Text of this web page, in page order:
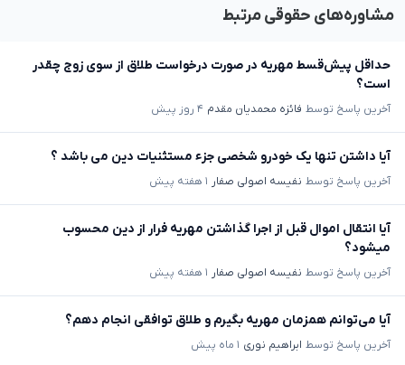
مشاوره‌های حقوقی مرتبط
حداقل پیش‌قسط مهریه در صورت درخواست طلاق از سوی زوج چقدر
است؟
آخرین پاسخ توسط فائزه محمدیان مقدم ۴ روز پیش
آیا داشتن تنها یک خودرو شخصی جزء مستثنیات دین می باشد ؟
آخرین پاسخ توسط نفیسه اصولی صفار ۱ هفته پیش
آیا انتقال اموال قبل از اجرا گذاشتن مهریه فرار از دین محسوب
میشود؟
آخرین پاسخ توسط نفیسه اصولی صفار ۱ هفته پیش
آیا می‌توانم همزمان مهریه بگیرم و طلاق توافقی انجام دهم؟
آخرین پاسخ توسط ابراهیم نوری ۱ ماه پیش